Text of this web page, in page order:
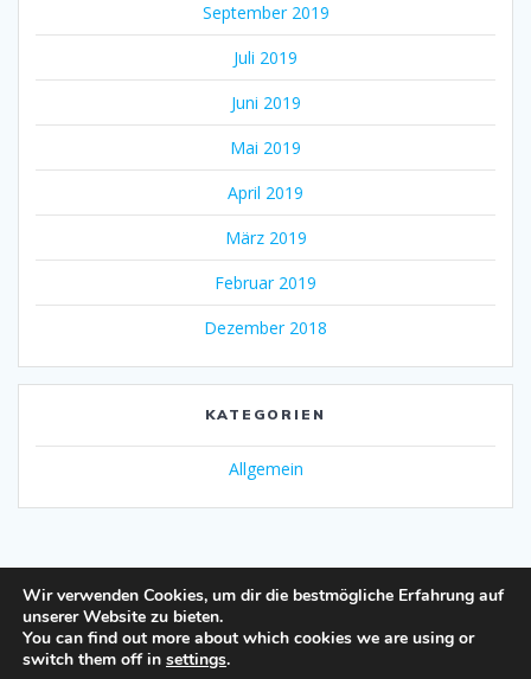
September 2019
Juli 2019
Juni 2019
Mai 2019
April 2019
März 2019
Februar 2019
Dezember 2018
KATEGORIEN
Allgemein
Impressum und Datenschutzerklärung
Wir verwenden Cookies, um dir die bestmögliche Erfahrung auf
unserer Website zu bieten.
You can find out more about which cookies we are using or
switch them off in settings.